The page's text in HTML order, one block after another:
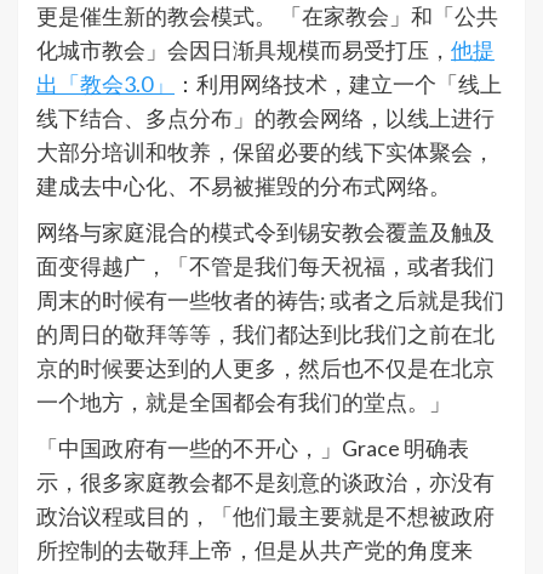
更是催生新的教会模式。 「在家教会」和「公共
化城市教会」会因日渐具规模而易受打压， 他提
出「教会3.0」
：利用网络技术，建立一个「线上
线下结合、多点分布」的教会网络，以线上进行
大部分培训和牧养，保留必要的线下实体聚会，
建成去中心化、不易被摧毁的分布式网络。
网络与家庭混合的模式令到锡安教会覆盖及触及
面变得越广，「不管是我们每天祝福，或者我们
周末的时候有一些牧者的祷告; 或者之后就是我们
的周日的敬拜等等，我们都达到比我们之前在北
京的时候要达到的人更多，然后也不仅是在北京
一个地方，就是全国都会有我们的堂点。」
「中国政府有一些的不开心，」Grace 明确表
示，很多家庭教会都不是刻意的谈政治，亦没有
政治议程或目的，「他们最主要就是不想被政府
所控制的去敬拜上帝，但是从共产党的角度来